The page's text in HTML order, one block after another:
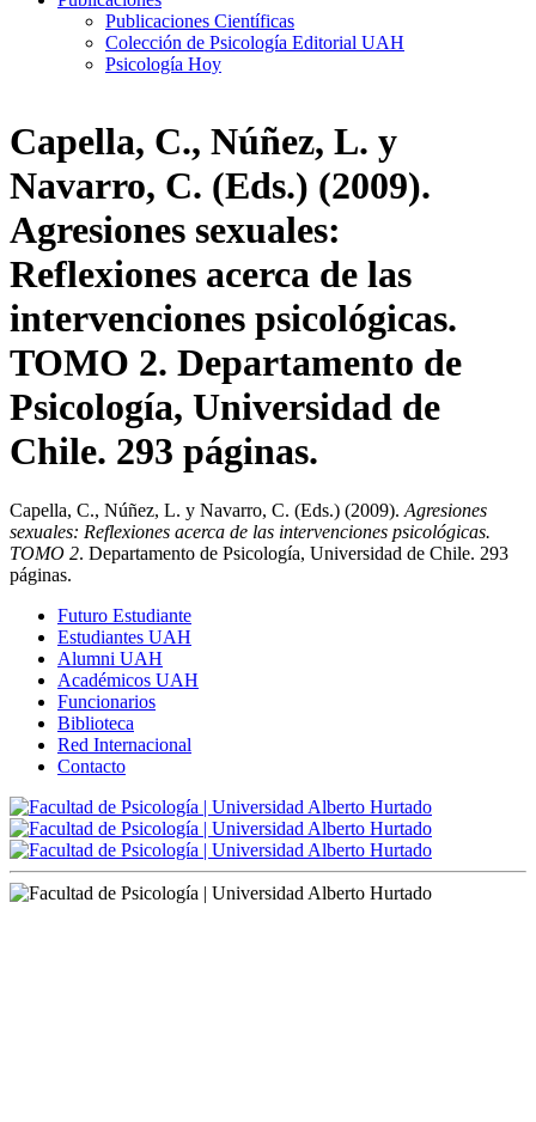
Publicaciones Científicas
Colección de Psicología Editorial UAH
Psicología Hoy
Capella, C., Núñez, L. y
Navarro, C. (Eds.) (2009).
Agresiones sexuales:
Reflexiones acerca de las
intervenciones psicológicas.
TOMO 2. Departamento de
Psicología, Universidad de
Chile. 293 páginas.
Capella, C., Núñez, L. y Navarro, C. (Eds.) (2009). Agresiones
sexuales: Reflexiones acerca de las intervenciones psicológicas.
TOMO 2. Departamento de Psicología, Universidad de Chile. 293
páginas.
Futuro Estudiante
Estudiantes UAH
Alumni UAH
Académicos UAH
Funcionarios
Biblioteca
Red Internacional
Contacto